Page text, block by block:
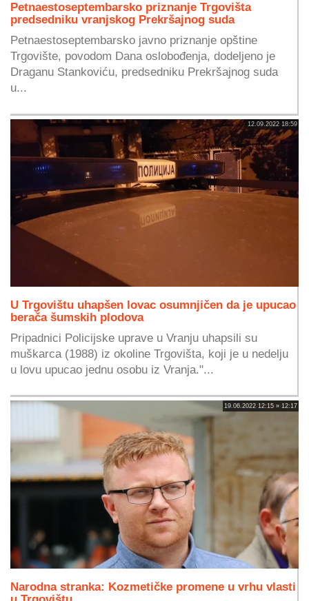
Petnaestoseptembarsko priznanje Trgovišta
predsedniku vranjskog Prekršajnog suda
Petnaestoseptembarsko javno priznanje opštine
Trgovište, povodom Dana oslobođenja, dodeljeno je
Draganu Stankoviću, predsedniku Prekršajnog suda
u...
12.09.2022 18:59
U Trgovištu uhapšen lovac osumnjičen da je upucao
berača šumskih plodova
Pripadnici Policijske uprave u Vranju uhapsili su
muškarca (1988) iz okoline Trgovišta, koji je u nedelju
u lovu upucao jednu osobu iz Vranja."...
19.06.2022 12:15 » 12:17
Narodna stranka: Kozmetičke promene u vrhu vlasti